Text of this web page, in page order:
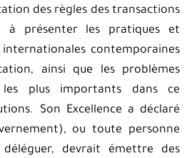
des règles des transactions
à présenter les pratiques et
contemporaines
ainsi que les problèmes
plus importants dans ce
Son Excellence a déclaré
ou toute personne
devrait émettre des